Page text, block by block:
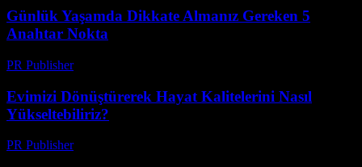
Günlük Yaşamda Dikkate Almanız Gereken 5
Anahtar Nokta
PR Publisher-
Evimizi Dönüştürerek Hayat Kalitelerini Nasıl
Yükseltebiliriz?
PR Publisher-